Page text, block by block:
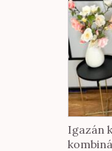
Igazán